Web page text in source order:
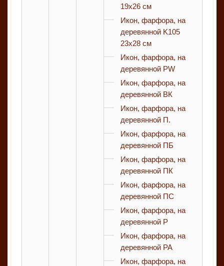
19x26 см
Икон, фарфора, на
деревянной K105
23x28 см
Икон, фарфора, на
деревянной PW
Икон, фарфора, на
деревянной ВК
Икон, фарфора, на
деревянной П.
Икон, фарфора, на
деревянной ПБ
Икон, фарфора, на
деревянной ПК
Икон, фарфора, на
деревянной ПС
Икон, фарфора, на
деревянной Р
Икон, фарфора, на
деревянной РА
Икон, фарфора, на